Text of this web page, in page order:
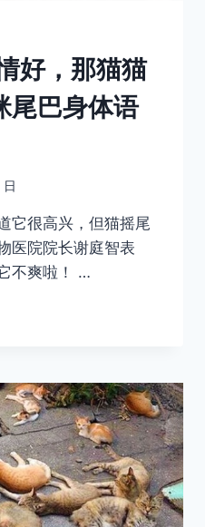
好，那猫猫
尾巴身体语
日
它很高兴，但猫摇尾
医院院长谢庭智表
不爽啦！ …